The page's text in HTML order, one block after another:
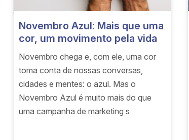
Novembro Azul: Mais que uma
cor, um movimento pela vida
Novembro chega e, com ele, uma cor
toma conta de nossas conversas,
cidades e mentes: o azul. Mas o
Novembro Azul é muito mais do que
uma campanha de marketing s